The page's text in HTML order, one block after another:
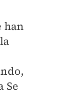
han
Se